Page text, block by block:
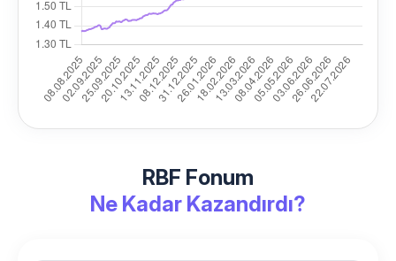
RBF Fonum
Ne Kadar Kazandırdı?